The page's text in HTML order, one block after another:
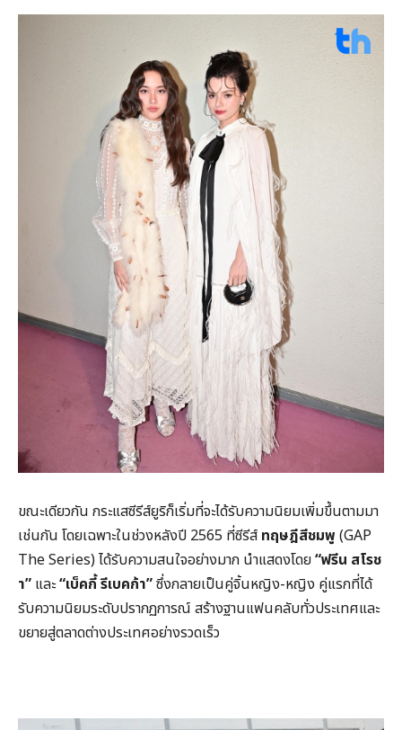
ขณะเดียวกัน กระแสซีรีส์ยูริก็เริ่มที่จะได้รับความนิยมเพิ่มขึ้นตามมา
เช่นกัน โดยเฉพาะในช่วงหลังปี 2565 ที่ซีรีส์ ทฤษฎีสีชมพู (GAP
The Series) ได้รับความสนใจอย่างมาก นำแสดงโดย“ฟรีน สโรช
า” และ“เบ็คกี้ รีเบคก้า”ซึ่งกลายเป็นคู่จิ้นหญิง-หญิง คู่แรกที่ได้
รับความนิยมระดับปรากฏการณ์ สร้างฐานแฟนคลับทั่วประเทศและ
ขยายสู่ตลาดต่างประเทศอย่างรวดเร็ว